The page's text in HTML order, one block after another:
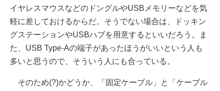
イヤレスマウスなどのドングルやUSBメモリーなどを気
軽に差しておけるからだ。そうでない場合は、ドッキン
グステーションやUSBハブを用意するといいだろう。ま
た、USB Type-Aの端子があったほうがいいという人も
多いと思うので、そういう人にも合っている。
そのため(?)かどうか、「固定ケーブル」と「ケーブル